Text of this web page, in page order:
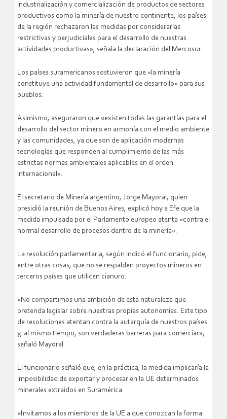
industrialización y comercialización de productos de sectores
productivos como la minería de nuestro continente, los países
de la región rechazaron las medidas por considerarlas
restrictivas y perjudiciales para el desarrollo de nuestras
actividades productivas», señala la declaración del Mercosur.
Los países suramericanos sostuvieron que «la minería
constituye una actividad fundamental de desarrollo» para sus
pueblos.
Asimismo, aseguraron que «existen todas las garantías para el
desarrollo del sector minero en armonía con el medio ambiente
y las comunidades, ya que son de aplicación modernas
tecnologías que responden al cumplimiento de las más
estrictas normas ambientales aplicables en el orden
internacional».
El secretario de Minería argentino, Jorge Mayoral, quien
presidió la reunión de Buenos Aires, explicó hoy a Efe que la
medida impulsada por el Parlamento europeo atenta «contra el
normal desarrollo de procesos dentro de la minería».
La resolución parlamentaria, según indicó el funcionario, pide,
entre otras cosas, que no se respalden proyectos mineros en
terceros países que utilicen cianuro.
«No compartimos una ambición de esta naturaleza que
pretenda legislar sobre nuestras propias autonomías. Este tipo
de resoluciones atentan contra la autarquía de nuestros países
y, al mismo tiempo, son verdaderas barreras para comerciar»,
señaló Mayoral.
El funcionario señaló que, en la práctica, la medida implicaría la
imposibilidad de exportar y procesar en la UE determinados
minerales extraídos en Suramérica.
«Invitamos a los miembros de la UE a que conozcan la forma